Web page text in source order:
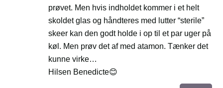
prøvet. Men hvis indholdet kommer i et helt
skoldet glas og håndteres med lutter “sterile”
skeer kan den godt holde i op til et par uger på
køl. Men prøv det af med atamon. Tænker det
kunne virke…
Hilsen Benedicte😊